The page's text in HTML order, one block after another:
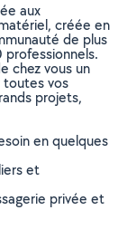
aux
créée en
de plus
chez vous un
toutes vos
projets,
en quelques
et
privée et